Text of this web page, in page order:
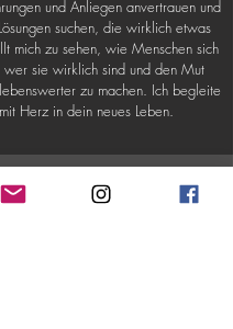
und Anliegen anvertrauen und
suchen, die wirklich etwas
mich zu sehen, wie Menschen sich
wer sie wirklich sind und den Mut
zu machen. Ich begleite
Herz in dein neues Leben.
meine Ausbildungen:
möchte ich, dass du weißt, ich